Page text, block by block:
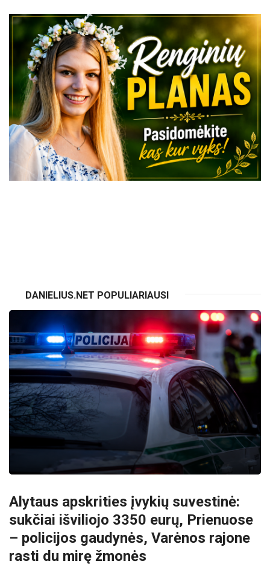
DANIELIUS.NET POPULIARIAUSI
Alytaus apskrities įvykių suvestinė:
sukčiai išviliojo 3350 eurų, Prienuose
– policijos gaudynės, Varėnos rajone
rasti du mirę žmonės